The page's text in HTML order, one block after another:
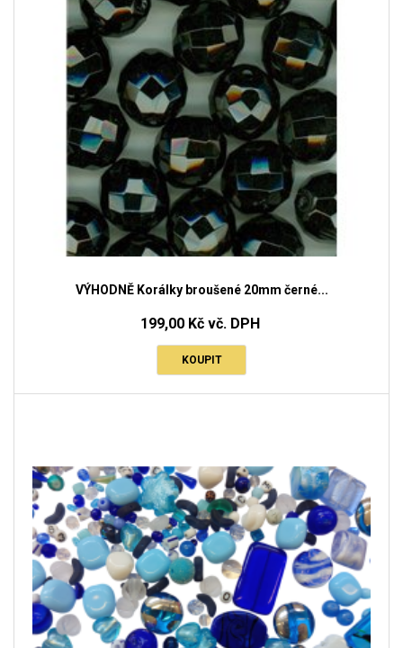
VÝHODNĚ Korálky broušené 20mm černé...
199,00 Kč vč. DPH
KOUPIT